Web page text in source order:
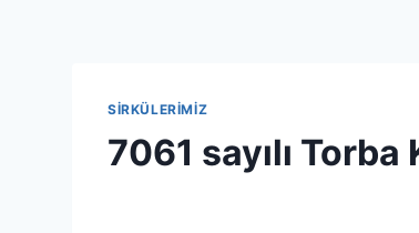
SIRKÜLERIMIZ
7061 sayılı